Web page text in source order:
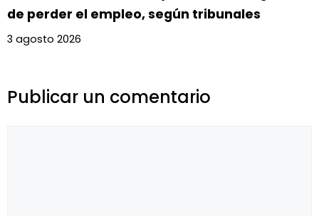
de perder el empleo, según tribunales
3 agosto 2026
Publicar un comentario